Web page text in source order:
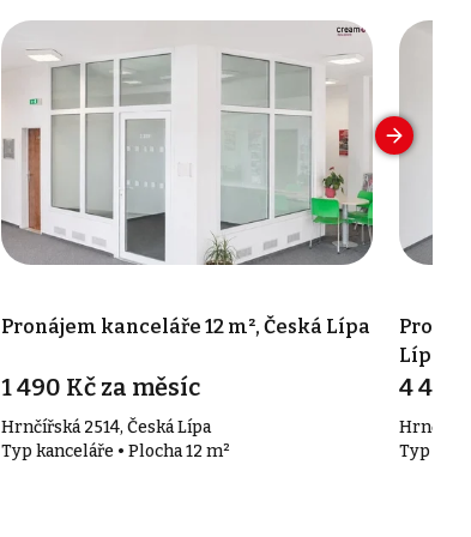
Pronájem kanceláře 12 m², Česká Lípa
1 490 Kč za měsíc
Hrnčířská 2514, Česká Lípa
Typ kanceláře • Plocha 12 m²
Lípa
4 490
Typ